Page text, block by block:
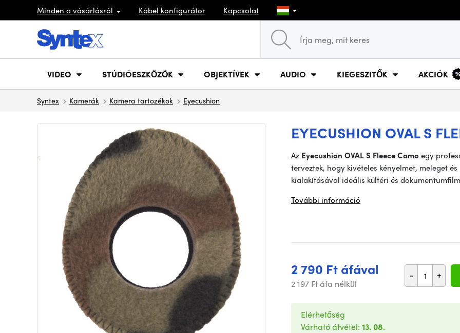
Minden a vásárlásról Kábel konfigurátor Kapcsolat
VIDEO STÚDIÓESZKÖZÖK OBJEKTÍVEK AUDIO KIEGESZITŐK AKCIÓK
Syntex Kamerák Kamera tartozékok Eyecushion
EYECUSHION OVAL S
Az Eyecushion OVAL S Fleece Camo egy
terveztek, hogy kivételes kényelmet, meleget
kialakításával ideális kültéri és
További információ
2 790 Ft áfával
2 197 Ft áfa nélkül
- +
Elérhetőség
Várható átvétel: 13. 08.